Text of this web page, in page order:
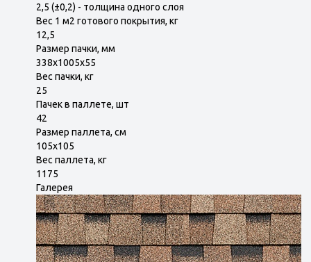
2,5 (±0,2) - толщина одного слоя
Вес 1 м2 готового покрытия, кг
12,5
Размер пачки, мм
338х1005х55
Вес пачки, кг
25
Пачек в паллете, шт
42
Размер паллета, см
105х105
Вес паллета, кг
1175
Галерея